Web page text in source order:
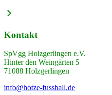
Kontakt
SpVgg Holzgerlingen e.V.
Hinter den Weingärten 5
71088 Holzgerlingen
info@hotze-fussball.de